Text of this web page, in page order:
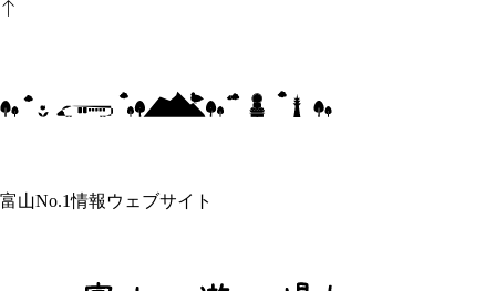
富山No.1情報ウェブサイト